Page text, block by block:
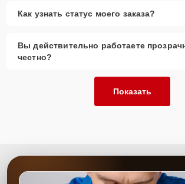
Как узнать статус моего заказа?
Вы действительно работаете
честно?
Показать